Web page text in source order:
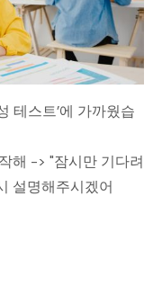
테스트’에 가까웠습
해 -> "잠시만 기다려
설명해주시겠어